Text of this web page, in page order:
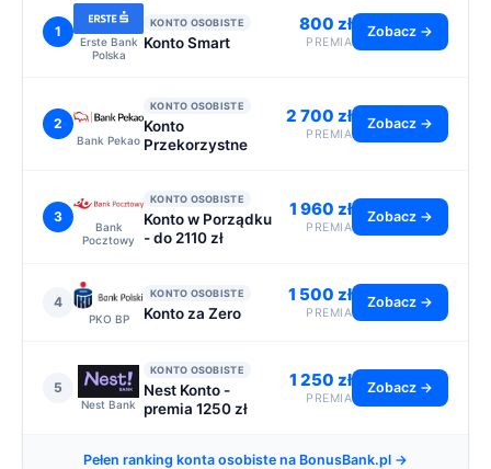
1
Erste Bank
Polska
KONTO OSOBISTE
Konto Smart
800 zł
PREMIA
Zobacz →
2
Bank Pekao
KONTO OSOBISTE
Konto
Przekorzystne
2 700 zł
PREMIA
Zobacz →
3
Bank
Pocztowy
KONTO OSOBISTE
Konto w Porządku
- do 2110 zł
1 960 zł
PREMIA
Zobacz →
4
PKO BP
KONTO OSOBISTE
Konto za Zero
1 500 zł
PREMIA
Zobacz →
5
Nest Bank
KONTO OSOBISTE
Nest Konto -
premia 1250 zł
1 250 zł
PREMIA
Zobacz →
Pełen ranking konta osobiste na BonusBank.pl →